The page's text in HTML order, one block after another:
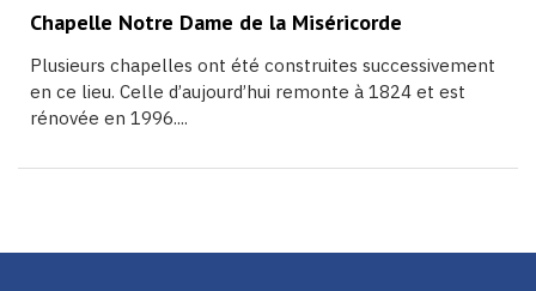
Chapelle Notre Dame de la Miséricorde
Plusieurs chapelles ont été construites successivement
en ce lieu. Celle d’aujourd’hui remonte à 1824 et est
rénovée en 1996....